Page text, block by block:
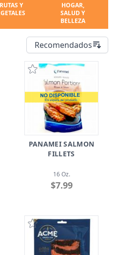
Y
HOGAR,
SALUD Y
BELLEZA
Recomendados
PANAMEI SALMON
FILLETS
16 Oz.
$7.99